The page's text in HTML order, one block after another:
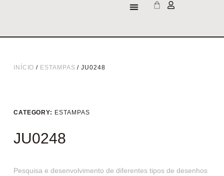
INÍCIO / ESTAMPAS / JU0248
CATEGORY: ESTAMPAS
JU0248
Pesquisa e desenvolvimento de diferentes tipos de desenhos